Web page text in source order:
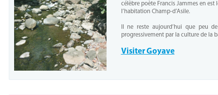
célèbre poète Francis Jammes en
l’habitation Champ-d’Asile.
Il ne reste aujourd’hui que peu
progressivement par la culture de la
Visiter Goyave